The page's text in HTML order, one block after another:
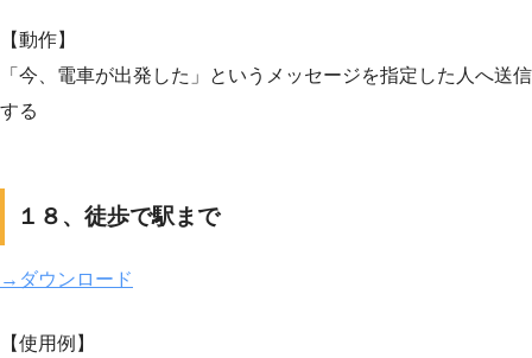
【動作】
「今、電車が出発した」というメッセージを指定した人へ送信
する
１８、徒歩で駅まで
→ダウンロード
【使用例】